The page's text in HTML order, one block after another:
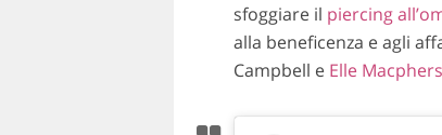
sfoggiare il piercing
alla beneficenza e agli
Campbell e Elle